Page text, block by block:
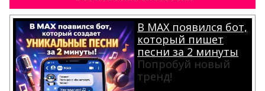
В MAX появился бот,
который пишет
песни за 2 минуты
Попробуй новый
тренд!